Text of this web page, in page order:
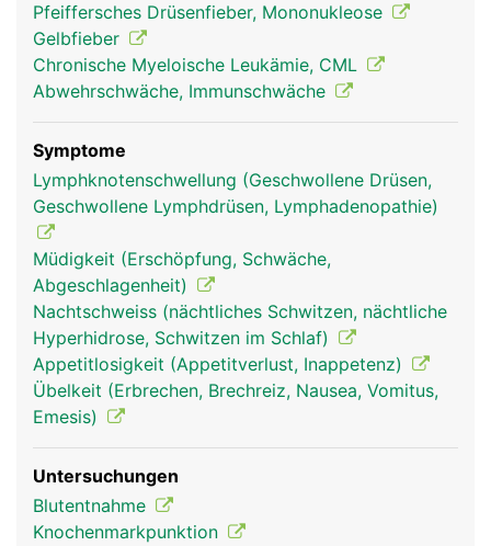
milz frau milz mann
Pfeiffersches Drüsenfieber, Mononukleose
Gelbfieber
Chronische Myeloische Leukämie, CML
Abwehrschwäche, Immunschwäche
Symptome
Lymphknotenschwellung (Geschwollene Drüsen,
Geschwollene Lymphdrüsen, Lymphadenopathie)
Müdigkeit (Erschöpfung, Schwäche,
Abgeschlagenheit)
Nachtschweiss (nächtliches Schwitzen, nächtliche
Hyperhidrose, Schwitzen im Schlaf)
Appetitlosigkeit (Appetitverlust, Inappetenz)
Übelkeit (Erbrechen, Brechreiz, Nausea, Vomitus,
Emesis)
Untersuchungen
Blutentnahme
Knochenmarkpunktion